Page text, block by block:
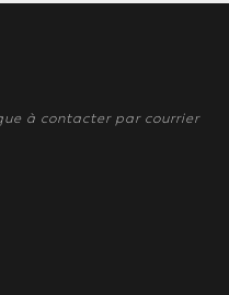
à contacter par courrier